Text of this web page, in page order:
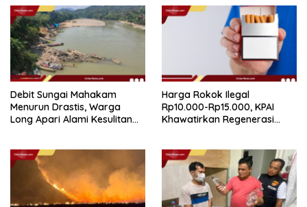
Debit Sungai Mahakam
Menurun Drastis, Warga
Long Apari Alami Kesulitan
Harga Rokok Ilegal
Rp10.000-Rp15.000, KPAI
Khawatirkan Regenerasi